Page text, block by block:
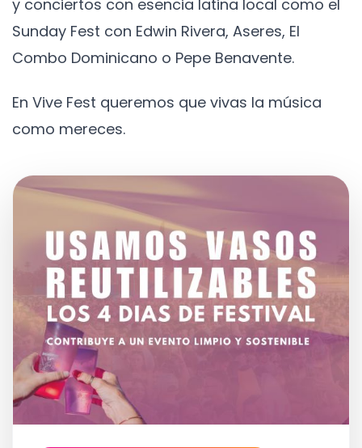
y conciertos con esencia latina local como el
Sunday Fest con Edwin Rivera, Aseres, El
Combo Dominicano o Pepe Benavente.
En Vive Fest queremos que vivas la música
como mereces.